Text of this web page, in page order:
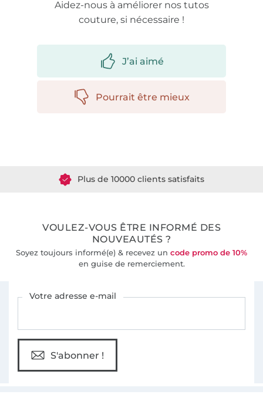
Aidez-nous à améliorer nos tutos
couture, si nécessaire !
J’ai aimé
Pourrait être mieux
Plus de 10000 clients satisfaits
VOULEZ-VOUS ÊTRE INFORMÉ DES
NOUVEAUTÉS ?
Soyez toujours informé(e) & recevez un code promo de 10%
en guise de remerciement.
Votre adresse e-mail
S'abonner !